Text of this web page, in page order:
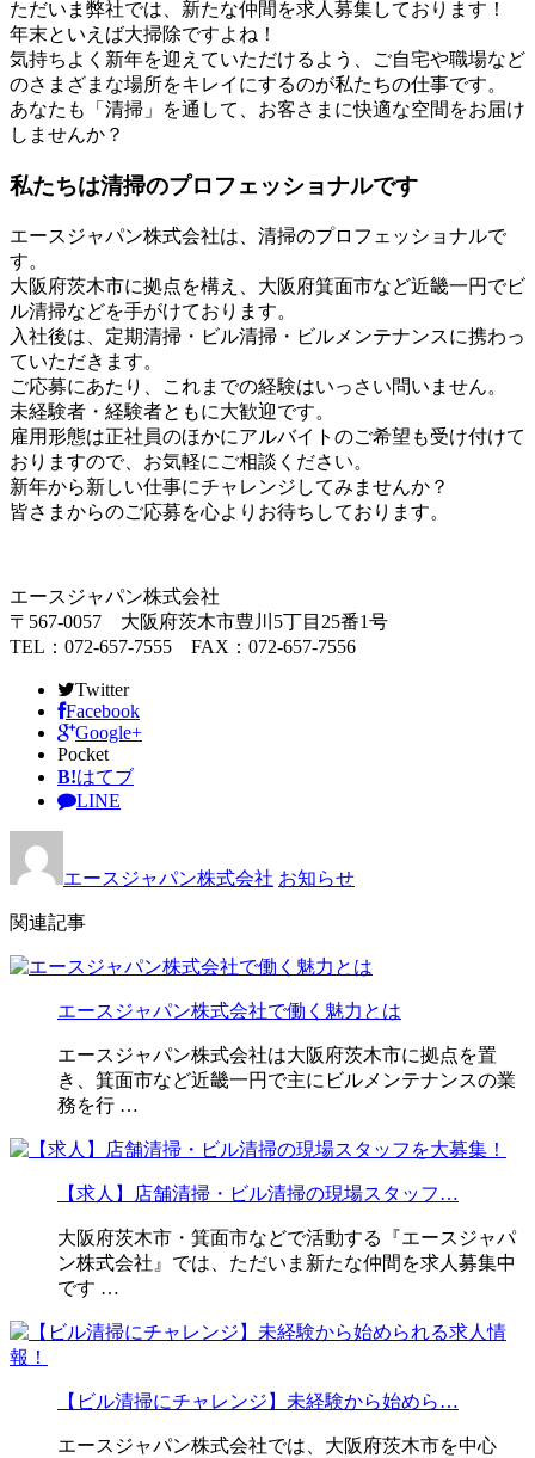
ただいま弊社では、新たな仲間を求人募集しております！
年末といえば大掃除ですよね！
気持ちよく新年を迎えていただけるよう、ご自宅や職場など
のさまざまな場所をキレイにするのが私たちの仕事です。
あなたも「清掃」を通して、お客さまに快適な空間をお届け
しませんか？
私たちは清掃のプロフェッショナルです
エースジャパン株式会社は、清掃のプロフェッショナルで
す。
大阪府茨木市に拠点を構え、大阪府箕面市など近畿一円でビ
ル清掃などを手がけております。
入社後は、定期清掃・ビル清掃・ビルメンテナンスに携わっ
ていただきます。
ご応募にあたり、これまでの経験はいっさい問いません。
未経験者・経験者ともに大歓迎です。
雇用形態は正社員のほかにアルバイトのご希望も受け付けて
おりますので、お気軽にご相談ください。
新年から新しい仕事にチャレンジしてみませんか？
皆さまからのご応募を心よりお待ちしております。
エースジャパン株式会社
〒567-0057 大阪府茨木市豊川5丁目25番1号
TEL：072-657-7555 FAX：072-657-7556
Twitter
Facebook
Google+
Pocket
B!はてブ
LINE
エースジャパン株式会社 お知らせ
関連記事
エースジャパン株式会社で働く魅力とは
エースジャパン株式会社は大阪府茨木市に拠点を置
き、箕面市など近畿一円で主にビルメンテナンスの業
務を行 …
【求人】店舗清掃・ビル清掃の現場スタッフ…
大阪府茨木市・箕面市などで活動する『エースジャパ
ン株式会社』では、ただいま新たな仲間を求人募集中
です …
【ビル清掃にチャレンジ】未経験から始めら…
エースジャパン株式会社では、大阪府茨木市を中心